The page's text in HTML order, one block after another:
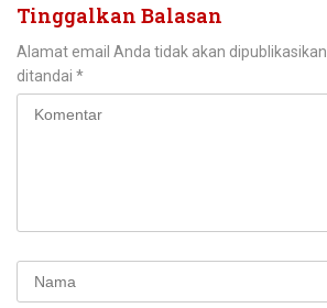
Tinggalkan Balasan
Alamat email Anda tidak akan dipublikasikan.
ditandai *